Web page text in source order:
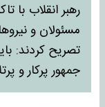
رهبر انقلاب با
مسئولان و
تصریح کردند:
جمهور پرکار و